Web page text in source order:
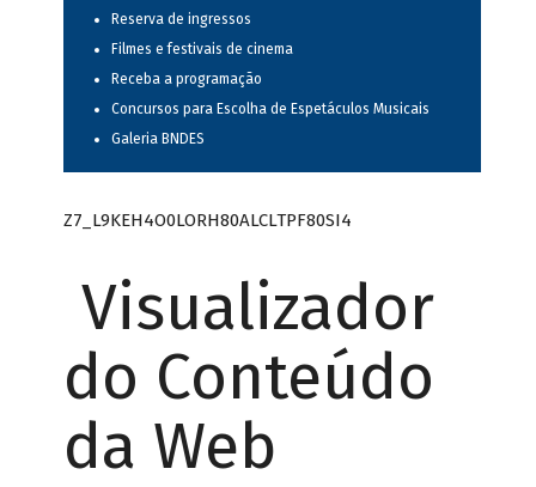
Reserva de ingressos
Filmes e festivais de cinema
Receba a programação
Concursos para Escolha de Espetáculos Musicais
Galeria BNDES
Z7_L9KEH4O0LORH80ALCLTPF80SI4
Visualizador
do Conteúdo
da Web